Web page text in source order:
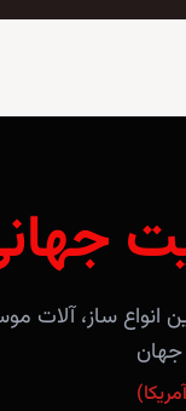
تخصصی تأمین انواع ساز،
جهان